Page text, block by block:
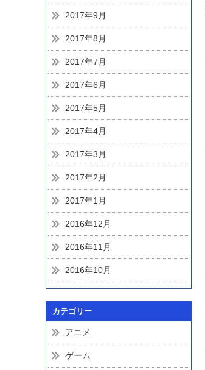
2017年9月
2017年8月
2017年7月
2017年6月
2017年5月
2017年4月
2017年3月
2017年2月
2017年1月
2016年12月
2016年11月
2016年10月
カテゴリー
アニメ
ゲーム